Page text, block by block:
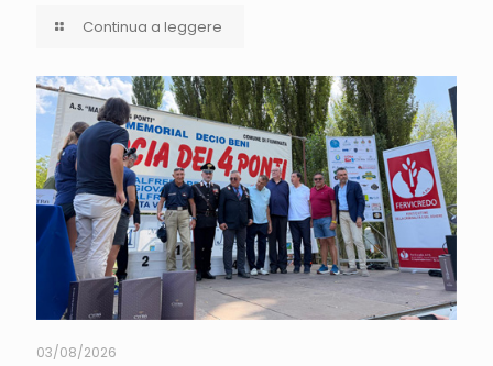
Continua a leggere
03/08/2026